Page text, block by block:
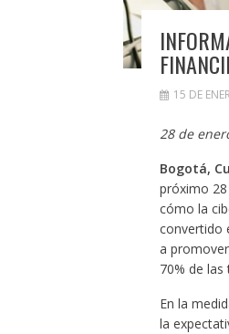
15 DE
28 de
Bogotá,
próximo
cómo la
convertido
a
70% de
En la
la